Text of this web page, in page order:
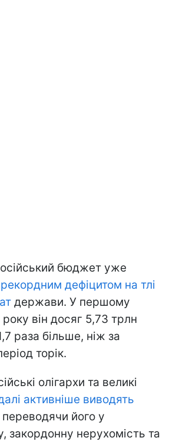
бюджет уже
дефіцитом на тлі
держави. У першому
року він досяг 5,73 трлн
раза більше, ніж за
торік.
олігархи та великі
активніше виводять
переводячи його у
закордонну нерухомість та